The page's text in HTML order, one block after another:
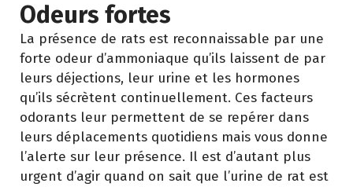
Odeurs fortes
La présence de rats est reconnaissable par une
forte odeur d’ammoniaque qu’ils laissent de par
leurs déjections, leur urine et les hormones
qu’ils sécrètent continuellement. Ces facteurs
odorants leur permettent de se repérer dans
leurs déplacements quotidiens mais vous donne
l’alerte sur leur présence. Il est d’autant plus
urgent d’agir quand on sait que l’urine de rat est